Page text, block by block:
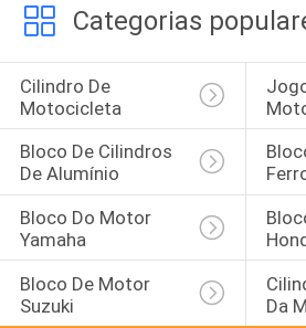
Máquinas de
secagem
Categorias
Cilindro De
Motocicleta
Bloco De Cilindros
De Alumínio
Bloco Do Motor
Yamaha
Bloco De Motor
Suzuki
Da